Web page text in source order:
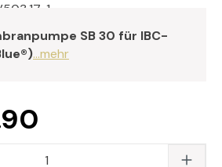
1
SB 30 für IBC-
...mehr
Gib den gewünschten